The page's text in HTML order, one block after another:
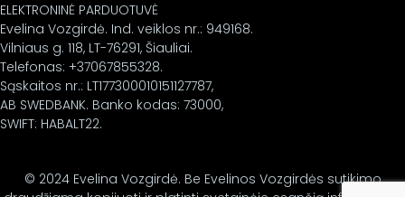
ELEKTRONINĖ PARDUOTUVĖ
Evelina Vozgirdė. Ind. veiklos nr.: 949168.
Vilniaus g. 118, LT-76291, Šiauliai.
Telefonas: +37067855328.
Sąskaitos nr.: LT177300010151127787,
AB SWEDBANK. Banko kodas: 73000,
SWIFT: HABALT22.
© 2024 Evelina Vozgirdė. Be Evelinos Vozgirdės sutikimo